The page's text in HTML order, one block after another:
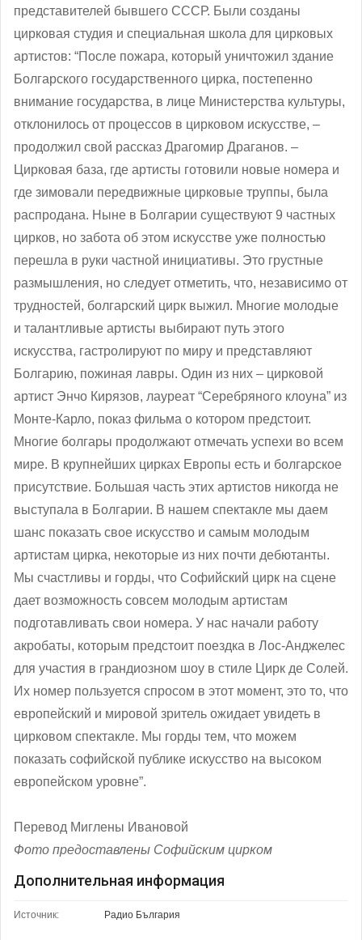
представителей бывшего СССР. Были созданы
цирковая студия и специальная школа для цирковых
артистов: “После пожара, который уничтожил здание
Болгарского государственного цирка, постепенно
внимание государства, в лице Министерства культуры,
отклонилось от процессов в цирковом искусстве, –
продолжил свой рассказ Драгомир Драганов. –
Цирковая база, где артисты готовили новые номера и
где зимовали передвижные цирковые труппы, была
распродана. Ныне в Болгарии существуют 9 частных
цирков, но забота об этом искусстве уже полностью
перешла в руки частной инициативы. Это грустные
размышления, но следует отметить, что, независимо от
трудностей, болгарский цирк выжил. Многие молодые
и талантливые артисты выбирают путь этого
искусства, гастролируют по миру и представляют
Болгарию, пожиная лавры. Один из них – цирковой
артист Энчо Кирязов, лауреат “Серебряного клоуна” из
Монте-Карло, показ фильма о котором предстоит.
Многие болгары продолжают отмечать успехи во всем
мире. В крупнейших цирках Европы есть и болгарское
присутствие. Большая часть этих артистов никогда не
выступала в Болгарии. В нашем спектакле мы даем
шанс показать свое искусство и самым молодым
артистам цирка, некоторые из них почти дебютанты.
Мы счастливы и горды, что Софийский цирк на сцене
дает возможность совсем молодым артистам
подготавливать свои номера. У нас начали работу
акробаты, которым предстоит поездка в Лос-Анджелес
для участия в грандиозном шоу в стиле Цирк де Солей.
Их номер пользуется спросом в этот момент, это то, что
европейский и мировой зритель ожидает увидеть в
цирковом спектакле. Мы горды тем, что можем
показать софийской публике искусство на высоком
европейском уровне”.
Перевод Миглены Ивановой
Фото предоставлены Софийским цирком
Дополнительная информация
Источник: Радио България